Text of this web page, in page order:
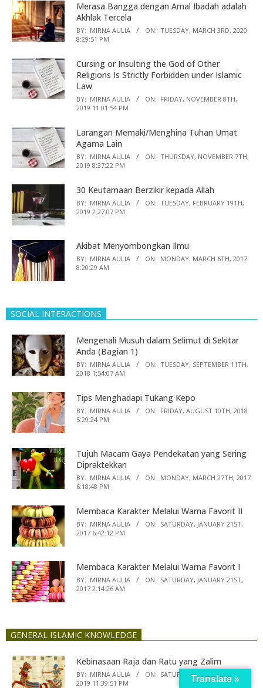
Merasa Bangga dengan Amal Ibadah adalah
Akhlak Tercela
BY: MIRNA AULIA ON: TUESDAY, MARCH 3RD, 2020
8:29:51 PM
Cursing or Insulting the God of Other
Religions Is Strictly Forbidden under Islamic
Law
BY: MIRNA AULIA ON: FRIDAY, NOVEMBER 8TH,
2019 11:01:54 PM
Larangan Memaki/Menghina Tuhan Umat
Agama Lain
BY: MIRNA AULIA ON: THURSDAY, NOVEMBER 7TH,
2019 8:37:22 PM
30 Keutamaan Berzikir kepada Allah
BY: MIRNA AULIA ON: TUESDAY, FEBRUARY 19TH,
2019 2:27:07 PM
Akibat Menyombongkan Ilmu
BY: MIRNA AULIA ON: MONDAY, MARCH 6TH, 2017
8:20:29 AM
SOCIAL INTERACTIONS
Mengenali Musuh dalam Selimut di Sekitar
Anda (Bagian 1)
BY: MIRNA AULIA ON: TUESDAY, SEPTEMBER 11TH,
2018 1:54:07 AM
Tips Menghadapi Tukang Kepo
BY: MIRNA AULIA ON: FRIDAY, AUGUST 10TH, 2018
5:29:24 PM
Tujuh Macam Gaya Pendekatan yang Sering
Dipraktekkan
BY: MIRNA AULIA ON: MONDAY, MARCH 27TH, 2017
6:18:48 PM
Membaca Karakter Melalui Warna Favorit II
BY: MIRNA AULIA ON: SATURDAY, JANUARY 21ST,
2017 6:42:12 PM
Membaca Karakter Melalui Warna Favorit I
BY: MIRNA AULIA ON: SATURDAY, JANUARY 21ST,
2017 2:14:26 AM
GENERAL ISLAMIC KNOWLEDGE
Kebinasaan Raja dan Ratu yang Zalim
BY: MIRNA AULIA ON: SATURDAY, NOVEMBER 9TH,
2019 11:39:51 PM
Translate »